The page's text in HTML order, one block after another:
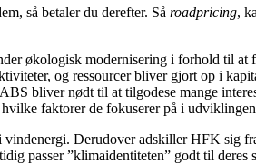
så betaler du derefter. Så roadpricing,
økologisk modernisering i forhold til
og ressourcer bliver gjort op i
bliver nødt til at tilgodese mange
faktorer de fokuserer på i
Derudover adskiller HFK sig
passer ”klimaidentiteten” godt til